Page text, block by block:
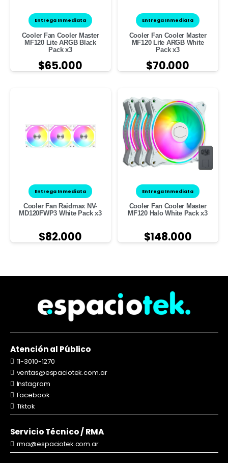
Entrega Inmediata
Cooler Fan Cooler Master
MF120 Lite ARGB Black
Pack x3
$65.000
Entrega Inmediata
Cooler Fan Cooler Master
MF120 Lite ARGB White
Pack x3
$70.000
Entrega Inmediata
Cooler Fan Raidmax NV-
MD120FWP3 White Pack x3
$82.000
Entrega Inmediata
Cooler Fan Cooler Master
MF120 Halo White Pack x3
$148.000
Atención al Público
11-3010-1270
ventas@espaciotek.com.ar
Instagram
Facebook
Tiktok
Servicio Técnico / RMA
rma@espaciotek.com.ar